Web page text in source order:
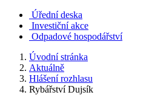
Úřední deska
Investiční akce
Odpadové hospodářství
Úvodní stránka
Aktuálně
Hlášení rozhlasu
Rybářství Dujsík